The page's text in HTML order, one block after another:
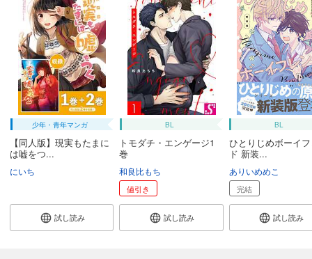
少年・青年マンガ
【同人版】現実もたまに
は嘘をつ...
にいち
試し読み
BL
トモダチ・エンゲージ1
巻
和良比もち
値引き
試し読み
BL
ひとりじめボーイ
ド 新装...
ありいめめこ
完結
試し読み